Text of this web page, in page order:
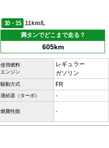
10・15
11km/L
満タンでどこまで走る？
605km
使用燃料
エンジン
レギュラー
ガソリン
駆動方式 FR
過給器（ターボ） -
燃費性能 -